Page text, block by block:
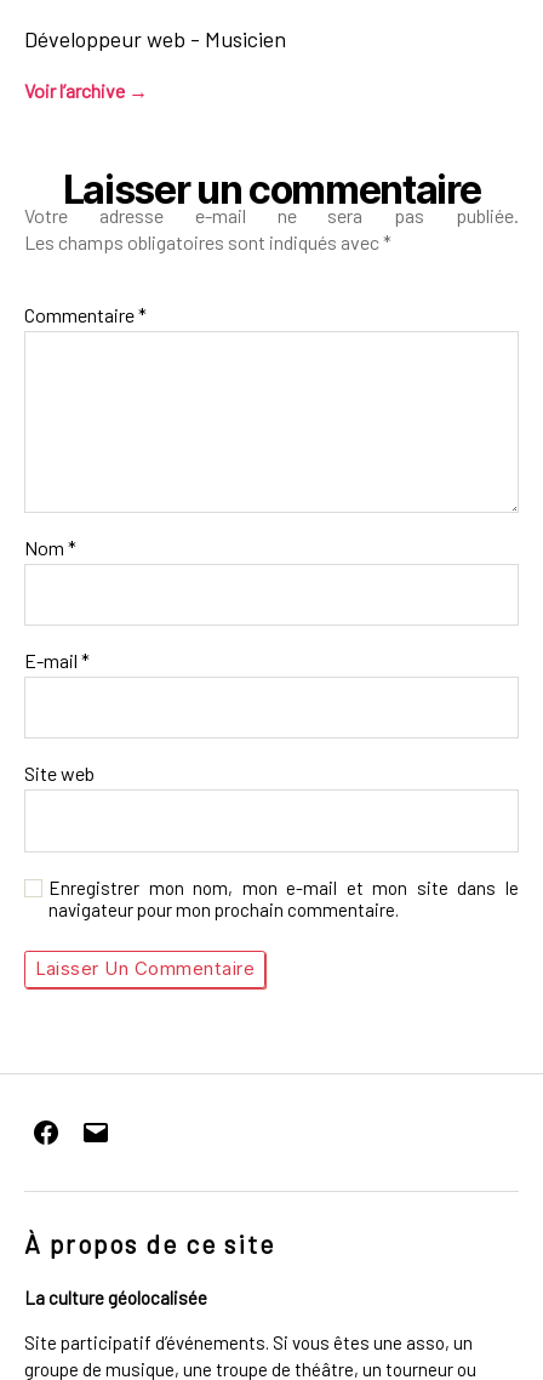
Développeur web - Musicien
Voir l’archive →
Laisser un commentaire
Votre adresse e-mail ne sera pas publiée.
Les champs obligatoires sont indiqués avec*
Commentaire*
Nom *
E-mail *
Site web
Enregistrer mon nom, mon e-mail et mon site dans le
navigateur pour mon prochain commentaire.
Facebook
E-
mail
À propos de ce site
La culture géolocalisée
Site participatif d’événements. Si vous êtes une asso, un
groupe de musique, une troupe de théâtre, un tourneur ou